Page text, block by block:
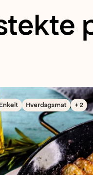
Hverdagsmat + 2